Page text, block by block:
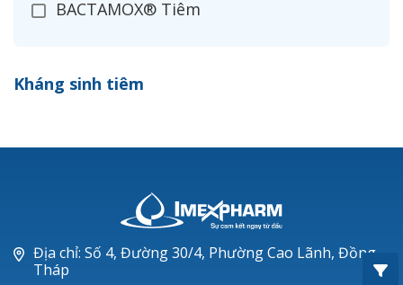
BACTAMOX® Tiêm
Ceftizoxim®
Piperacillin
Ticarlinat®
Kháng sinh tiêm
Địa chỉ: Số 4, Đường 30/4, Phường Cao Lãnh, Đồng
Tháp